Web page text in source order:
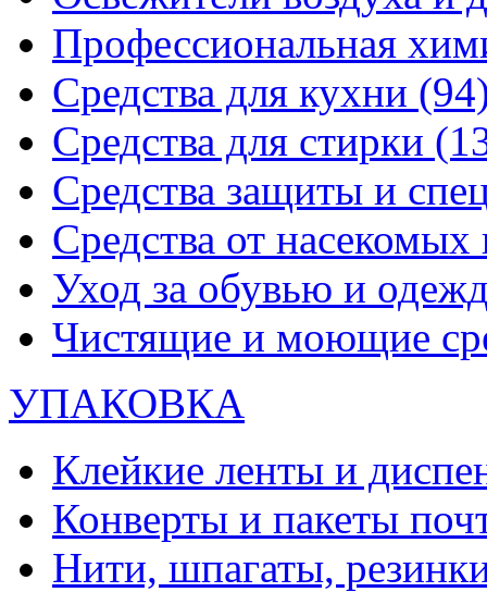
Профессиональная
Средства для кухни
Средства для стирки
Средства защиты и
Средства от
Уход за обувью и
Чистящие и моющие
УПАКОВКА
Клейкие ленты и
Конверты и пакеты
Нити, шпагаты,